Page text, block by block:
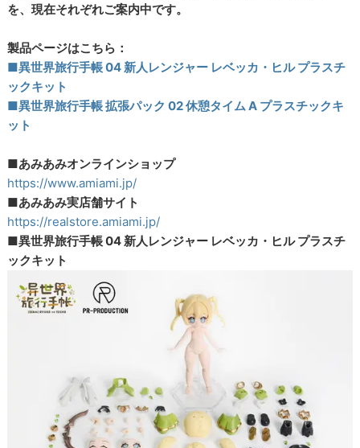
を、現在それぞれご案内中です。
製品ページはこちら：
■異世界旅行手帳 04 新人レンジャー レベッカ・ヒル プラスチ
ックキット
■異世界旅行手帳 拡張パック 02 休憩タイム A プラスチックキ
ット
■あみあみオンラインショップ
https://www.amiami.jp/
■あみあみ実店舗サイト
https://realstore.amiami.jp/
■異世界旅行手帳 04 新人レンジャー レベッカ・ヒル プラスチ
ックキット